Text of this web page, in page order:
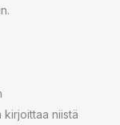
niistä